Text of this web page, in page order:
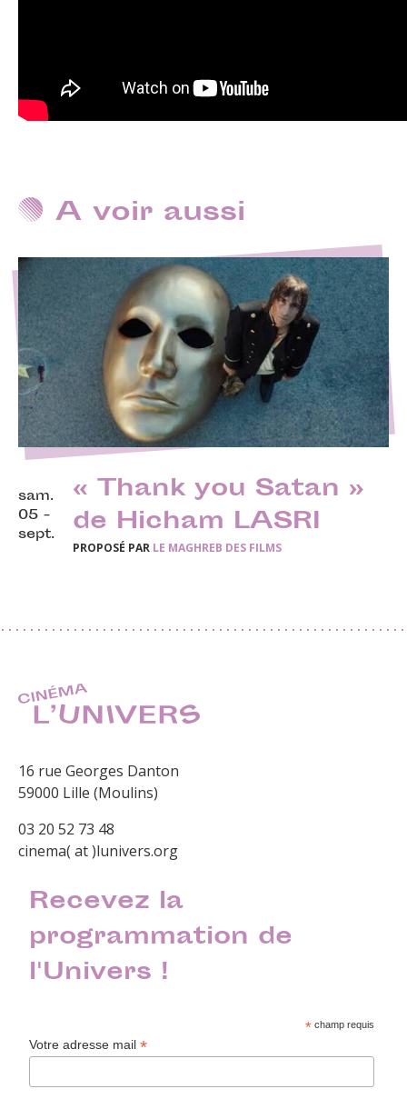
A voir aussi
sam.
05 -
sept.
« Thank you Satan »
de Hicham LASRI
PROPOSÉ PAR LE MAGHREB DES FILMS
16 rue Georges Danton
59000 Lille (Moulins)
03 20 52 73 48
cinema( at )lunivers.org
Recevez la
programmation de
l'Univers !
* champ requis
Votre adresse mail*